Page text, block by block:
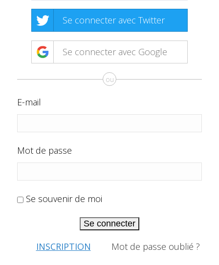
Se connecter avec Twitter
Se connecter avec Google
ou
E-mail
Mot de passe
Se souvenir de moi
Se connecter
INSCRIPTION Mot de passe oublié ?